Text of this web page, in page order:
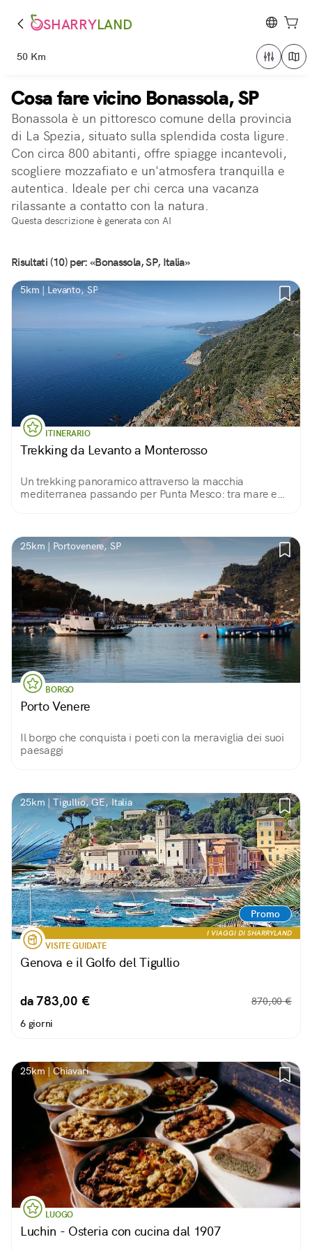
SHARRYLAND
50 Km
Cosa fare vicino Bonassola, SP
Bonassola è un pittoresco comune della provincia
di La Spezia, situato sulla splendida costa ligure.
Con circa 800 abitanti, offre spiagge incantevoli,
scogliere mozzafiato e un'atmosfera tranquilla e
autentica. Ideale per chi cerca una vacanza
rilassante a contatto con la natura.
Questa descrizione è generata con AI
Risultati (10) per: «Bonassola, SP, Italia»
5km | Levanto, SP
ITINERARIO
Trekking da Levanto a Monterosso
Un trekking panoramico attraverso la macchia
mediterranea passando per Punta Mesco: tra mare e
25km | Portovenere, SP
BORGO
Porto Venere
Il borgo che conquista i poeti con la meraviglia dei suoi
paesaggi
25km | Tigullio, GE, Italia
Promo
I VIAGGI DI SHARRYLAND
VISITE GUIDATE
Genova e il Golfo del Tigullio
da 783,00 €
870,00 €
6 giorni
25km | Chiavari
LUOGO
Luchin - Osteria con cucina dal 1907